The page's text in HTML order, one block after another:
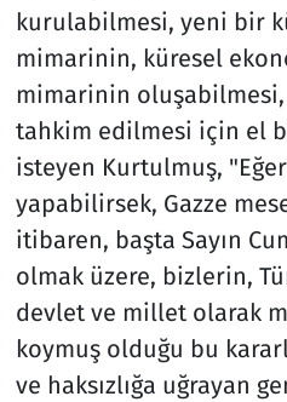
kurulabilmesi, yeni bir
mimarinin, küresel
mimarinin oluşabilmesi,
tahkim edilmesi için el
isteyen Kurtulmuş,
yapabilirsek, Gazze
itibaren, başta Sayın
olmak üzere, bizlerin,
devlet ve millet olarak
koymuş olduğu bu
ve haksızlığa uğrayan